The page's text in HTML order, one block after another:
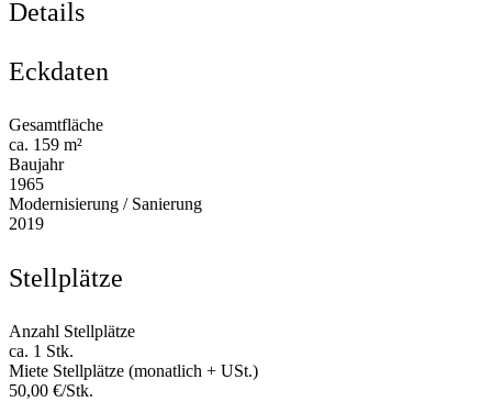
Details
Eckdaten
Gesamtfläche
ca. 159 m²
Baujahr
1965
Modernisierung / Sanierung
2019
Stellplätze
Anzahl Stellplätze
ca. 1 Stk.
Miete Stellplätze (monatlich + USt.)
50,00 €/Stk.